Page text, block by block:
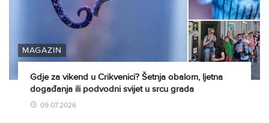
MAGAZIN
Gdje za vikend u Crikvenici? Šetnja obalom, ljetna
događanja ili podvodni svijet u srcu grada
09.07.2026